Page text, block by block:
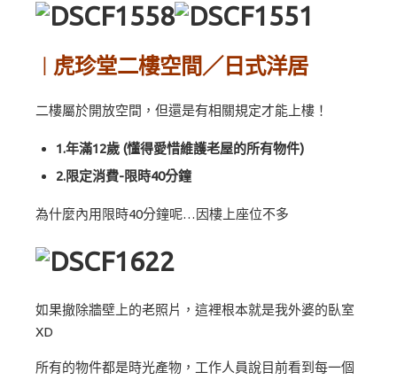
虎珍堂二樓空間／日式洋居
二樓屬於開放空間，但還是有相關規定才能上樓！
1.年滿12歲 (懂得愛惜維護老屋的所有物件)
2.限定消費-限時40分鐘
為什麼內用限時40分鐘呢…因樓上座位不多
如果撤除牆壁上的老照片，這裡根本就是我外婆的臥室
XD
所有的物件都是時光產物，工作人員說目前看到每一個